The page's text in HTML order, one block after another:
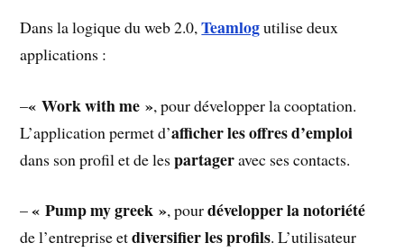
Dans la logique du web 2.0,Teamlogutilise deux
applications :
–« Work with me », pour développer la cooptation.
L’application permet d’afficher les offres d’emploi
dans son profil et de lespartageravec ses contacts.
–« Pump my greek », pourdévelopper la notoriété
de l’entrepriseetdiversifier les profils. L’utilisateur